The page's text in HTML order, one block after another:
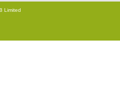
Limited